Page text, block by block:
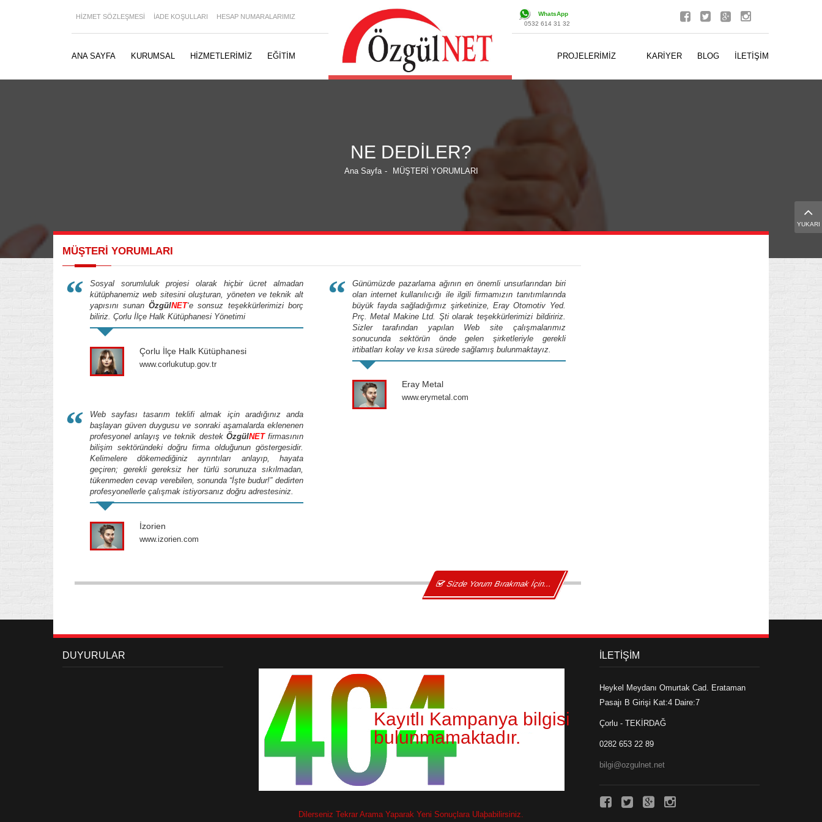
HİZMET SÖZLEŞMESİ İADE KOŞULLARI HESAP NUMARALARIMIZ
WhatsApp
0532 614 31 32
ANA SAYFA KURUMSAL HİZMETLERİMİZ EĞİTİM İLETİŞİM
BLOG
KARİYER
PROJELERİMİZ
NE DEDİLER?
Ana Sayfa - MÜŞTERİ YORUMLARI
MÜŞTERİ YORUMLARI
“
Sosyal sorumluluk projesi olarak hiçbir ücret almadan
kütüphanemiz web sitesini oluşturan, yöneten ve teknik alt
yapısını sunanÖzgülNET‘e sonsuz teşekkürlerimizi borç
biliriz. Çorlu İlçe Halk Kütüphanesi Yönetimi
Çorlu İlçe Halk Kütüphanesi
www.corlukutup.gov.tr
“
Günümüzde pazarlama ağının en önemli unsurlarından biri
olan internet kullanılıcığı ile ilgili firmamızın tanıtımlarında
büyük fayda sağladığımız şirketinize, Eray Otomotiv Yed.
Prç. Metal Makine Ltd. Şti olarak teşekkürlerimizi bildiririz.
Sizler tarafından yapılan Web site çalışmalarımız
sonucunda sektörün önde gelen şirketleriyle gerekli
irtibatları kolay ve kısa sürede sağlamış bulunmaktayız.
Eray Metal
www.erymetal.com
“
Web sayfası tasarım teklifi almak için aradığınız anda
başlayan güven duygusu ve sonraki aşamalarda eklenenen
profesyonel anlayış ve teknik destek ÖzgülNETfirmasının
bilişim sektöründeki doğru firma olduğunun göstergesidir.
Kelimelere dökemediğiniz ayrıntıları anlayıp, hayata
geçiren; gerekli gereksiz her türlü sorunuza sıkılmadan,
tükenmeden cevap verebilen, sonunda “İşte budur!” dedirten
profesyonellerle çalışmak istiyorsanız doğru adrestesiniz.
İzorien
www.izorien.com
Sizde Yorum Bırakmak İçin...
DUYURULAR
Kayıtlı Kampanya bilgisi
bulunmamaktadır.
Dilerseniz Tekrar Arama Yaparak Yeni Sonuçlara Ulaþabilirsiniz.
İLETİŞİM
Heykel Meydanı Omurtak Cad. Erataman
Pasajı B Girişi Kat:4 Daire:7
Çorlu - TEKİRDAĞ
0282 653 22 89
bilgi@ozgulnet.net
YUKARI